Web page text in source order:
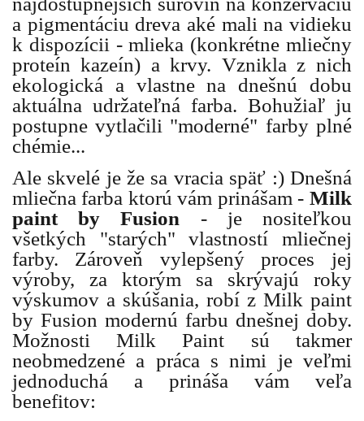
a pigmentáciu dreva aké mali na vidieku
k dispozícii - mlieka (konkrétne mliečny
proteín kazeín) a krvy. Vznikla z nich
ekologická a vlastne na dnešnú dobu
aktuálna udržateľná farba. Bohužiaľ ju
postupne vytlačili "moderné" farby plné
chémie...
Ale skvelé je že sa vracia späť :) Dnešná
mliečna farba ktorú vám prinášam - Milk
paint by Fusion - je nositeľkou
všetkých "starých" vlastností mliečnej
farby. Zároveň vylepšený proces jej
výroby, za ktorým sa skrývajú roky
výskumov a skúšania, robí z Milk paint
by Fusion modernú farbu dnešnej doby.
Možnosti Milk Paint sú takmer
neobmedzené a práca s nimi je veľmi
jednoduchá a prináša vám veľa
benefitov: